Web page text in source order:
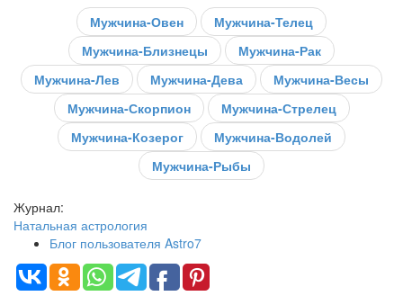
Мужчина-Овен
Мужчина-Телец
Мужчина-Близнецы
Мужчина-Рак
Мужчина-Лев
Мужчина-Дева
Мужчина-Весы
Мужчина-Скорпион
Мужчина-Стрелец
Мужчина-Козерог
Мужчина-Водолей
Мужчина-Рыбы
Журнал:
Натальная астрология
Блог пользователя Astro7